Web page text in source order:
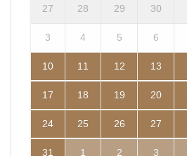
27 28 29 30
3 4 5 6
10 11 12 13
17 18 19 20
24 25 26 27
31 1 2 3